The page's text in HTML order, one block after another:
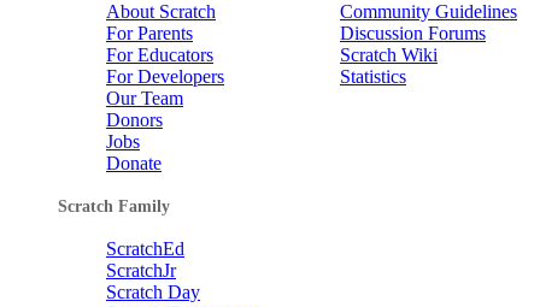
About Scratch
For Parents
For Educators
For Developers
Our Team
Donors
Jobs
Donate
Community Guidelines
Discussion Forums
Scratch Wiki
Statistics
Scratch Family
ScratchEd
ScratchJr
Scratch Day